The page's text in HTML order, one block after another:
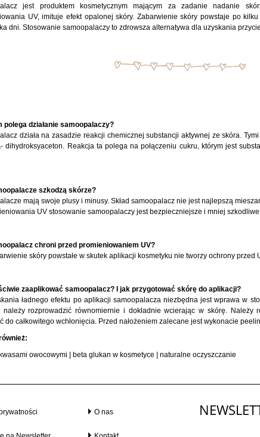
jest produktem kosmetycznym mającym za zadanie nadanie
UV, imituje efekt opalonej skóry. Zabarwienie skóry powstaje po
dni. Stosowanie samoopalaczy to zdrowsza alternatywa dla uzyskania
polega działanie samoopalaczy?
działa na zasadzie reakcji chemicznej substancji aktywnej ze skóra.
dihydroksyaceton. Reakcja ta polega na połączeniu cukru, którym jest
szkodzą skórze?
mają swoje plusy i minusy. Skład samoopalacz nie jest najlepszą
UV stosowanie samoopalaczy jest bezpieczniejsze i mniej
chroni przed promieniowaniem UV?
skóry powstałe w skutek aplikacji kosmetyku nie tworzy ochrony przed
zaaplikować samoopalacz? I jak przygotować skórę do aplikacji?
ładnego efektu po aplikacji samoopalacza niezbędna jest wprawa w
należy rozprowadzić równomiernie i dokładnie wcierając w skórę. Należy
do całkowitego wchłonięcia. Przed nałożeniem zalecane jest wykonacie
owocowymi
beta glukan w kosmetyce naturalne oczyszczanie
O nas